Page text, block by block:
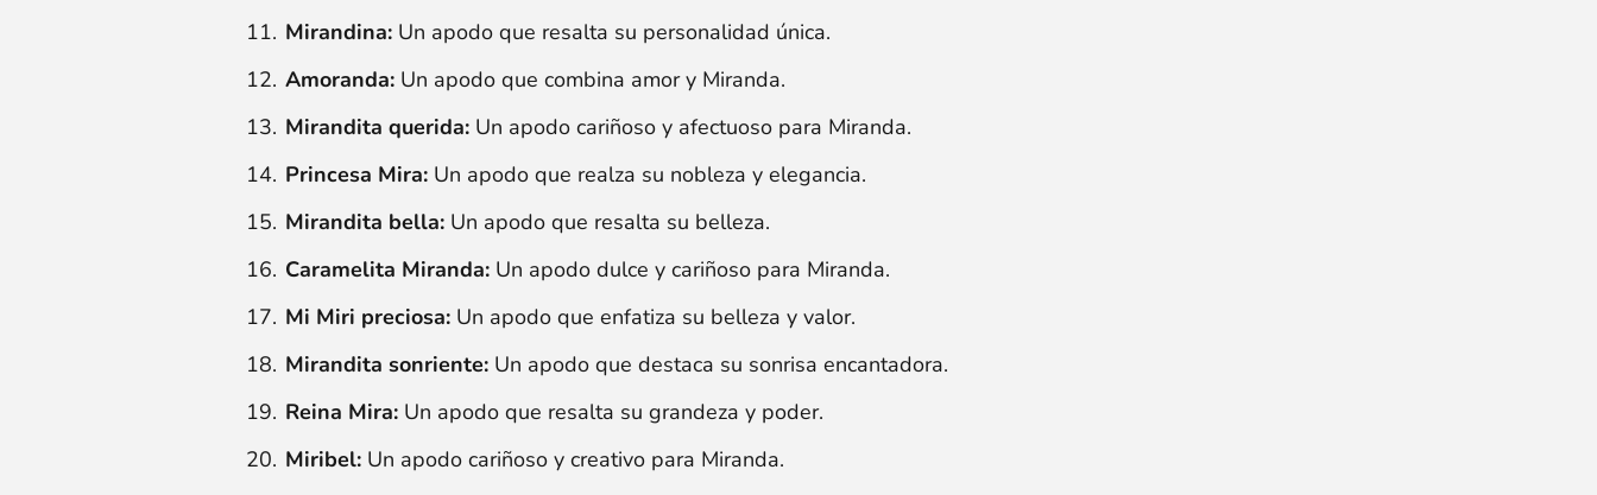
Mirandina: Un apodo que resalta su personalidad única.
Amoranda: Un apodo que combina amor y Miranda.
Mirandita querida: Un apodo cariñoso y afectuoso para Miranda.
Princesa Mira: Un apodo que realza su nobleza y elegancia.
Mirandita bella: Un apodo que resalta su belleza.
Caramelita Miranda: Un apodo dulce y cariñoso para Miranda.
Mi Miri preciosa: Un apodo que enfatiza su belleza y valor.
Mirandita sonriente: Un apodo que destaca su sonrisa encantadora.
Reina Mira: Un apodo que resalta su grandeza y poder.
Miribel: Un apodo cariñoso y creativo para Miranda.